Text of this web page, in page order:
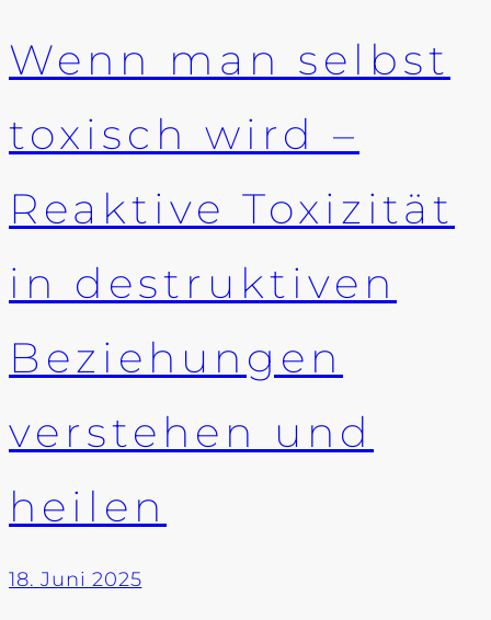
Wenn man selbst
toxisch wird –
Reaktive Toxizität
in destruktiven
Beziehungen
verstehen und
heilen
18. Juni 2025